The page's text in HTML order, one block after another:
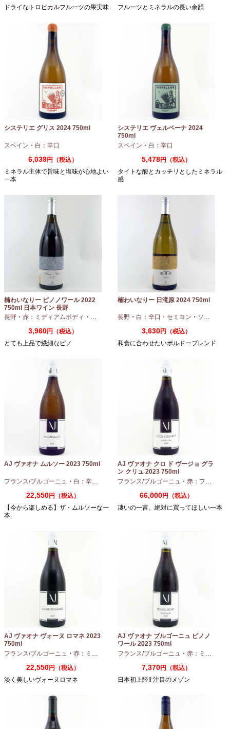
ドライなトロピカルフルーツの果実味 フルーツとミネラルの長い余韻
システリエ グリス 2024 750ml
スペイン ・ 白：辛口
6,039円（税込）
ミネラル主体で旨味と塩味が心地よい
一本
システリエ ヴェルベーナ 2024
750ml
スペイン ・ 白：辛口
5,478円（税込）
タイトな酸とカッチリとしたミネラル
感
楠わいなりー ピノノワール 2022
750ml 日本ワイン 長野
長野 ・ 赤：ミディアムボディ ・ ピノノワール
3,960円（税込）
とても上品で繊細なピノ
楠わいなりー 日滝原 2024 750ml
長野 ・ 白：辛口 ・ セミヨン ・ ソーヴィニオンブラン
3,630円（税込）
和食に合わせたいボルドーブレンド
AJ ヴァオナ ムルソー 2023 750ml
フランス/ブルゴーニュ ・ 白：辛口 シャルドネ
22,550円（税込）
【今から楽しめる】ザ・ムルソーな一
本
AJ ヴァオナ クロ ド ヴージョ グラ
ン クリュ 2023 750ml
フランス/ブルゴーニュ ・ 赤：フルボディ
66,000円（税込）
凄いの一言、絶対に買ってほしい一本
AJ ヴァオナ ヴォーヌ ロマネ 2023
750ml
フランス/ブルゴーニュ ・ 赤：ミディアムボディ ・ピノノワール
22,550円（税込）
淡く美しいヴォーヌロマネ
AJ ヴァオナ ブルゴーニュ ピノノ
ワール 2023 750ml
フランス/ブルゴーニュ ・ 赤：ミディアムボディ
7,370円（税込）
日本初上陸!! 注目のメゾン